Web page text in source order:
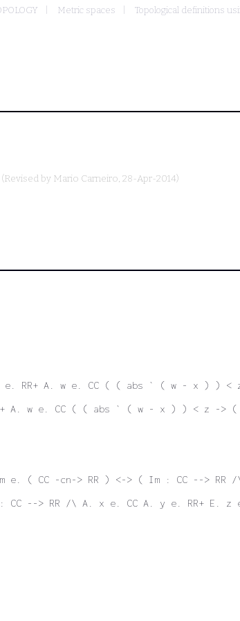
Metric spaces Topological definitions
(Revised by Mario Carneiro, 28-Apr-2014)
RR+ A. w e. CC ( ( abs ` ( w - x )
A. w e. CC ( ( abs ` ( w - x ) ) < z
e. ( CC -cn-> RR ) <-> ( Im : CC --
CC --> RR /\ A. x e. CC A. y e.